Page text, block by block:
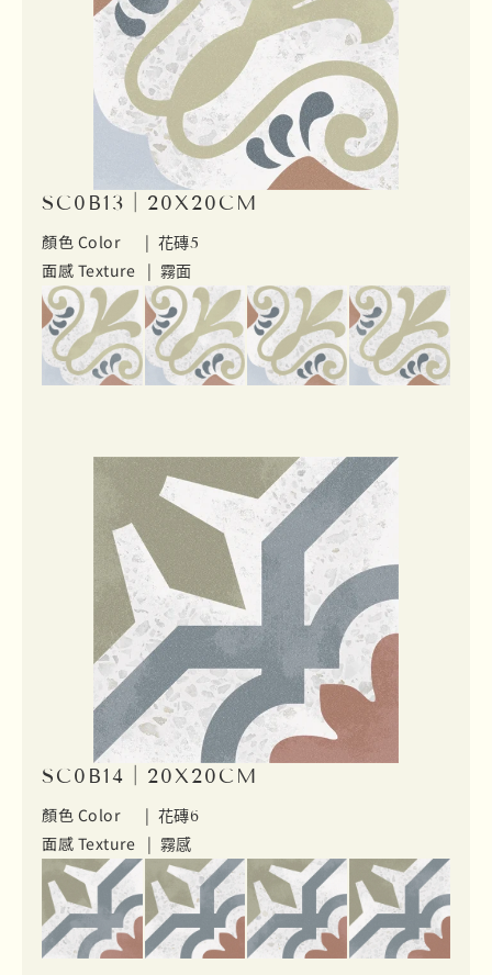
SC0B13｜20X20CM
顏色 Color | 花磚5
面感 Texture | 霧面
SC0B14｜20X20CM
顏色 Color | 花磚6
面感 Texture | 霧感